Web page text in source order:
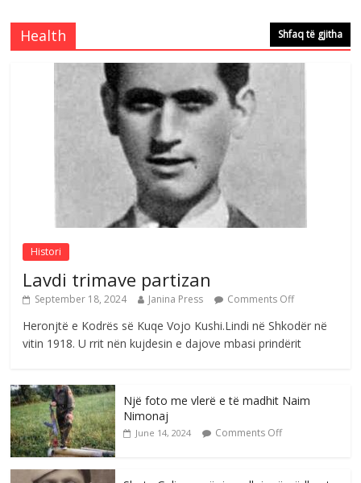
Comments Off
Çlirimtari Mentor Mushkolaj nderohet
me mirenjohje nga Xhevdet Qeriqi Dega
e invalidëve në Fushë Kosovë
August 4, 2026 Comments Off
Sulm , pse të dua ty
August 8, 2026 Comments Off
Health Shfaq të gjitha
Histori
Lavdi trimave partizan
September 18, 2024 Janina Press Comments Off
Heronjtë e Kodrës së Kuqe Vojo Kushi.Lindi në Shkodër në
vitin 1918. U rrit nën kujdesin e dajove mbasi prindërit
Një foto me vlerë e të madhit Naim
Nimonaj
June 14, 2024 Comments Off